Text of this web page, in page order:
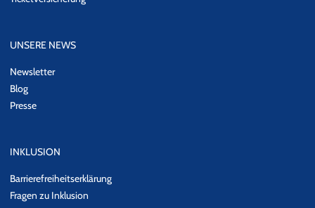
UNSERE NEWS
Newsletter
Blog
Presse
INKLUSION
Barrierefreiheitserklärung
Fragen zu Inklusion